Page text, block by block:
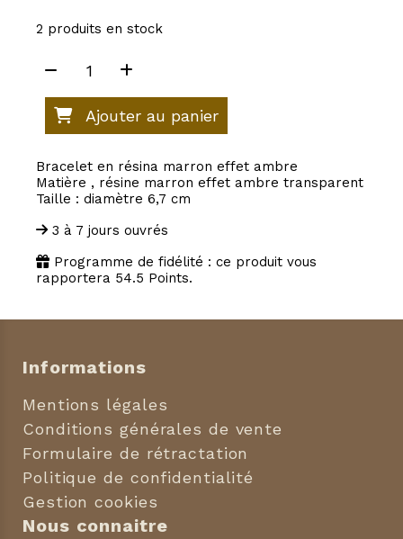
2 produits en stock
Ajouter au panier
Bracelet en résina marron effet ambre
Matière , résine marron effet ambre transparent
Taille : diamètre 6,7 cm
3 à 7 jours ouvrés
Programme de fidélité : ce produit vous
rapportera 54.5 Points.
Informations
Mentions légales
Conditions générales de vente
Formulaire de rétractation
Politique de confidentialité
Gestion cookies
Nous connaitre